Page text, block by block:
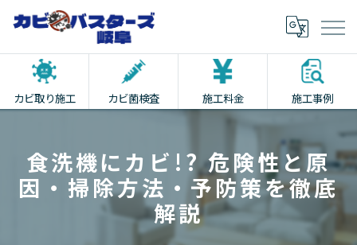
カビ取り施工 カビ菌検査 施工料金 施工事例
食洗機にカビ!? 危険性と原
因・掃除方法・予防策を徹底
解説